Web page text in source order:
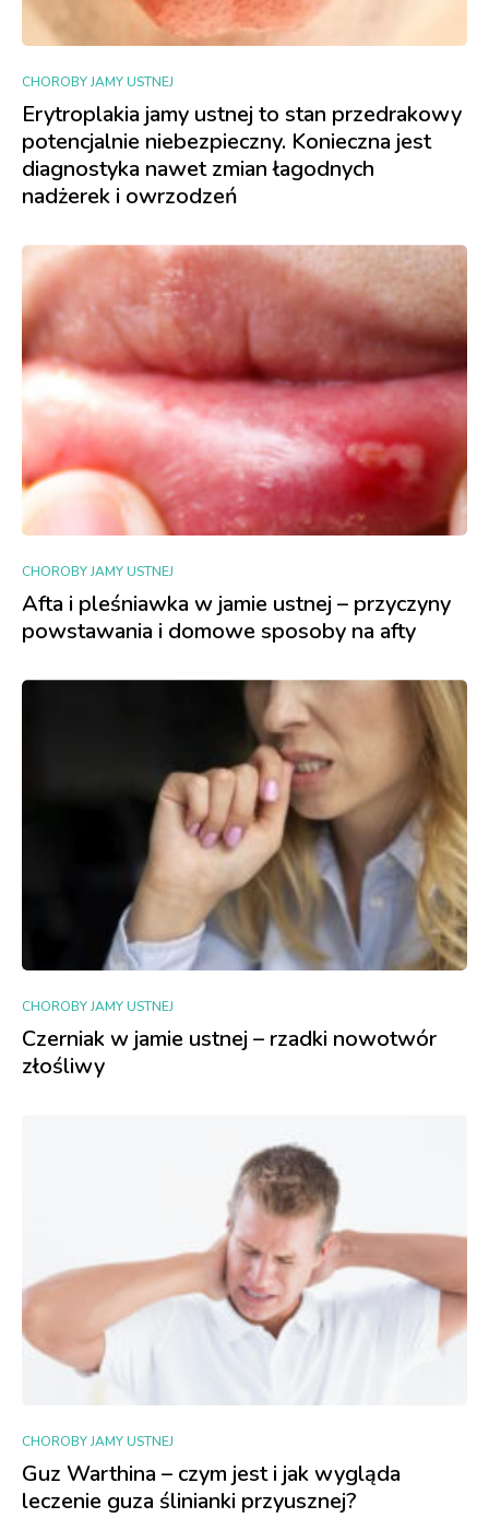
CHOROBY JAMY USTNEJ
Erytroplakia jamy ustnej to stan przedrakowy
potencjalnie niebezpieczny. Konieczna jest
diagnostyka nawet zmian łagodnych
nadżerek i owrzodzeń
CHOROBY JAMY USTNEJ
Afta i pleśniawka w jamie ustnej – przyczyny
powstawania i domowe sposoby na afty
CHOROBY JAMY USTNEJ
Czerniak w jamie ustnej – rzadki nowotwór
złośliwy
CHOROBY JAMY USTNEJ
Guz Warthina – czym jest i jak wygląda
leczenie guza ślinianki przyusznej?